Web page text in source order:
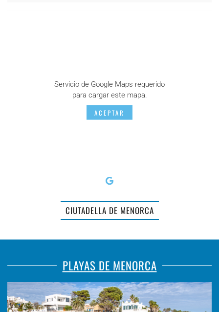
Servicio de Google Maps requerido
para cargar este mapa.
ACEPTAR
CIUTADELLA DE MENORCA
PLAYAS DE MENORCA